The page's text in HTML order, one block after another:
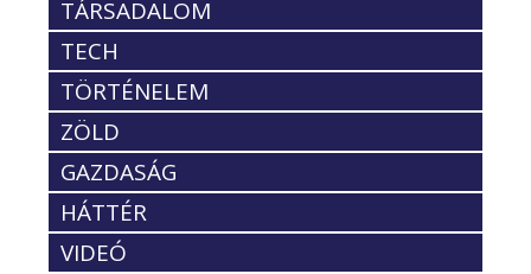
TÁRSADALOM
TECH
TÖRTÉNELEM
ZÖLD
GAZDASÁG
HÁTTÉR
VIDEÓ